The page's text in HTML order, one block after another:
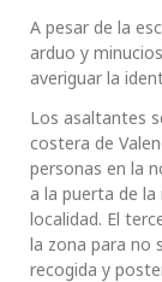
A pesar de la
arduo y
averiguar la
Los asaltantes
costera de
personas en la
a la puerta de
localidad. El
la zona para no
recogida y